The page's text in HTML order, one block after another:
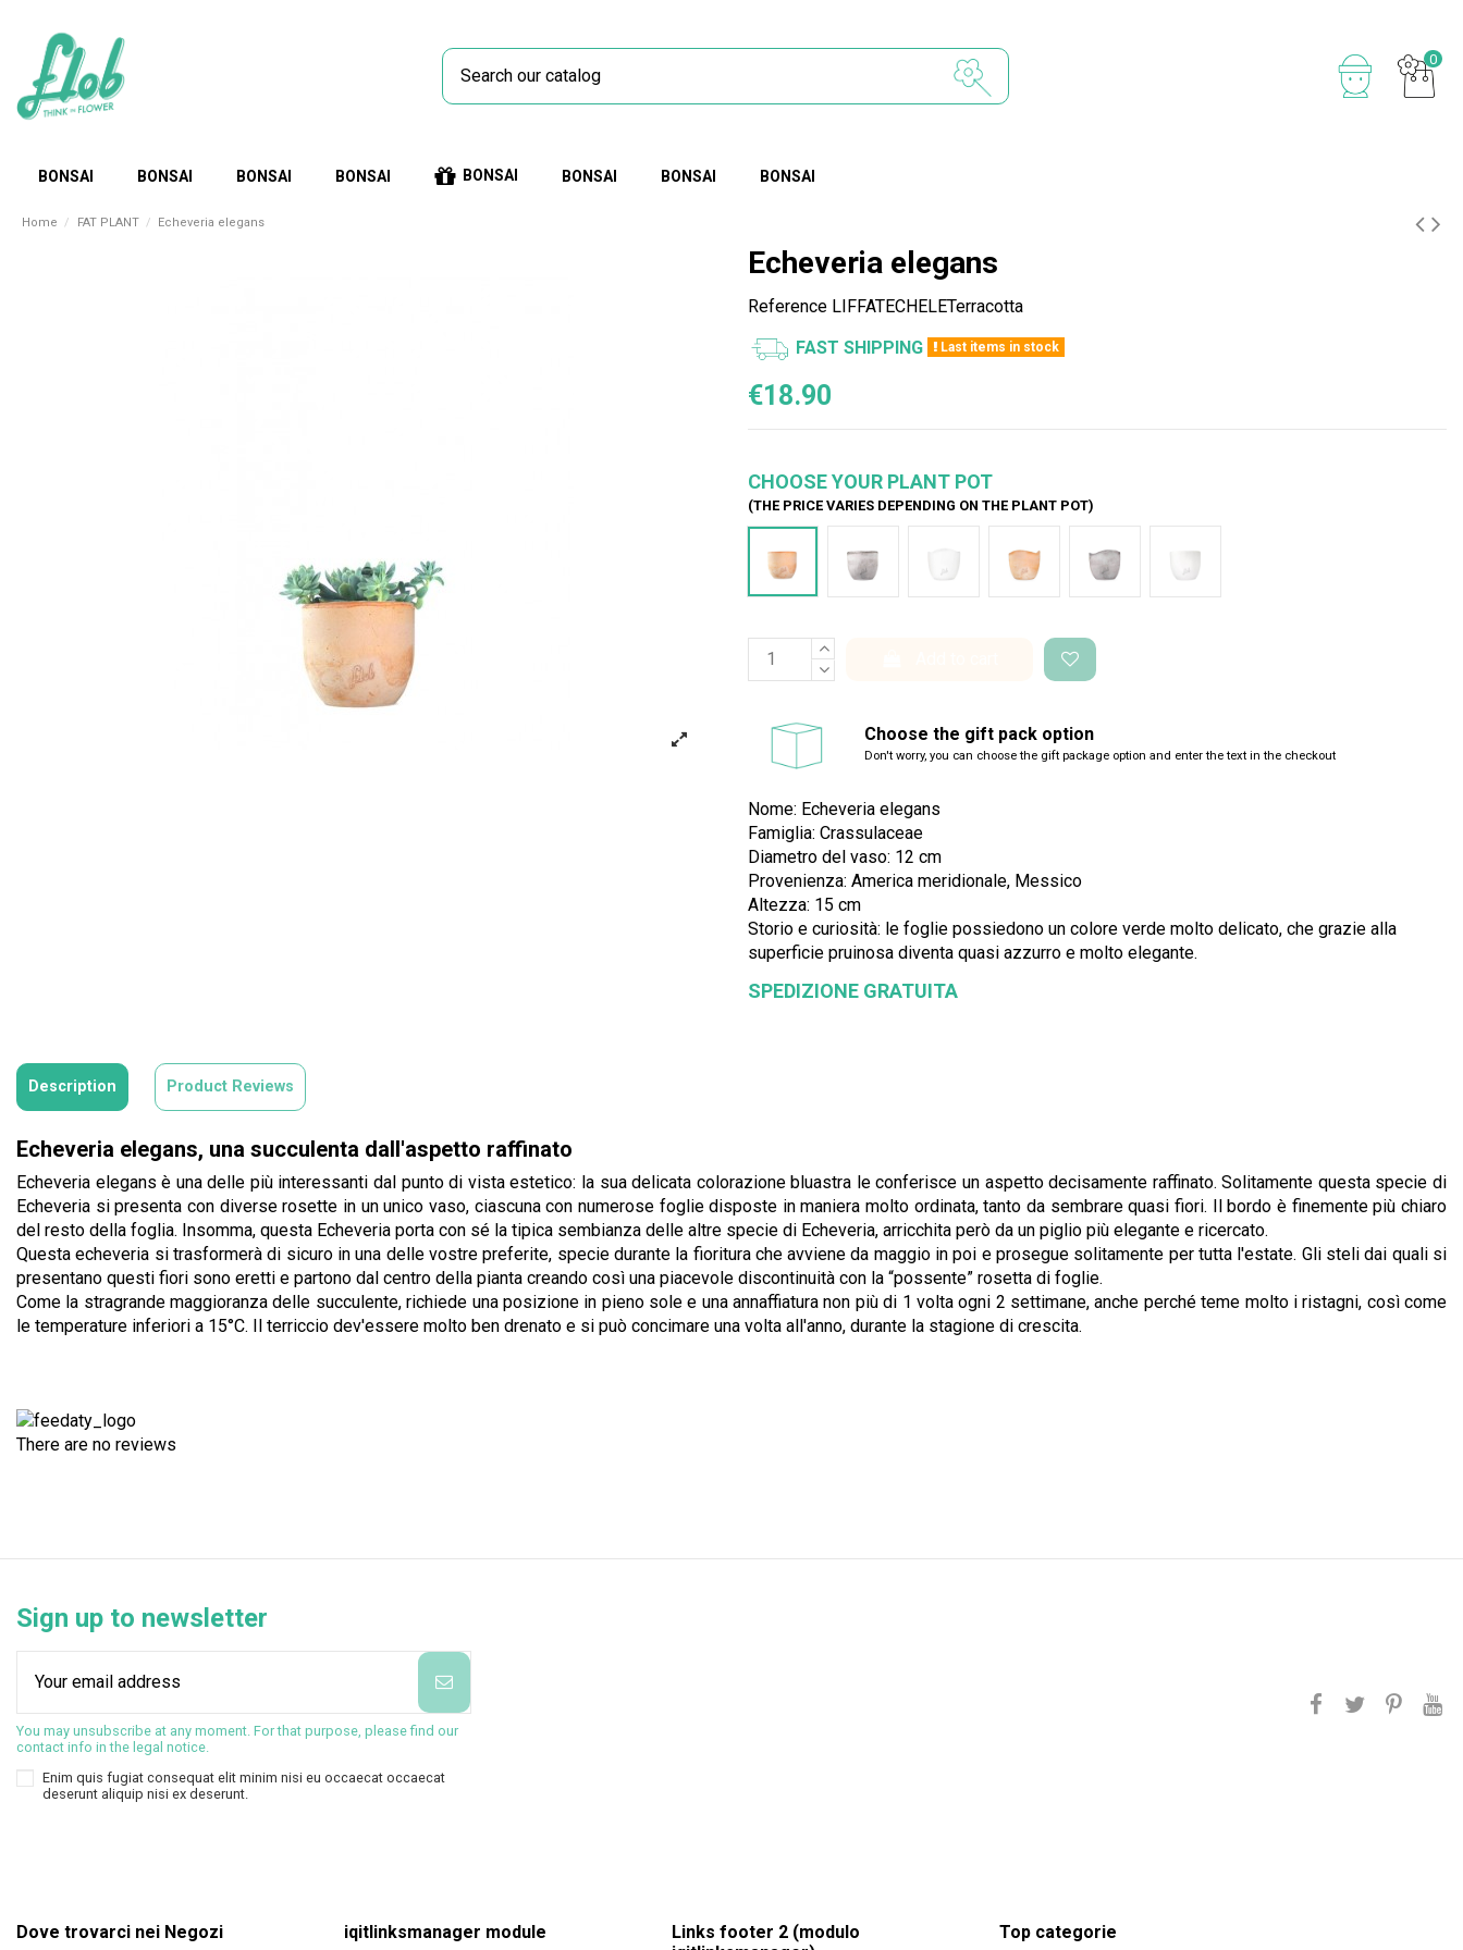
0
BONSAI BONSAI BONSAI BONSAI BONSAI BONSAI BONSAI BONSAI
Home FAT PLANT Echeveria elegans
Echeveria elegans
Reference LIFFATECHELETerracotta
FAST SHIPPING Last items in stock
€18.90
CHOOSE YOUR PLANT POT
(THE PRICE VARIES DEPENDING ON THE PLANT POT)
Choose the gift pack option
Don't worry, you can choose the gift package option and enter the text in the checkout
Nome: Echeveria elegans
Famiglia: Crassulaceae
Diametro del vaso: 12 cm
Provenienza: America meridionale, Messico
Altezza: 15 cm
Storio e curiosità: le foglie possiedono un colore verde molto delicato, che grazie alla
superficie pruinosa diventa quasi azzurro e molto elegante.
SPEDIZIONE GRATUITA
Description Product Reviews
Echeveria elegans, una succulenta dall'aspetto raffinato
Echeveria elegans è una delle più interessanti dal punto di vista estetico: la sua delicata colorazione bluastra le conferisce un aspetto decisamente raffinato. Solitamente questa specie di
Echeveria si presenta con diverse rosette in un unico vaso, ciascuna con numerose foglie disposte in maniera molto ordinata, tanto da sembrare quasi fiori. Il bordo è finemente più chiaro
del resto della foglia. Insomma, questa Echeveria porta con sé la tipica sembianza delle altre specie di Echeveria, arricchita però da un piglio più elegante e ricercato.
Questa echeveria si trasformerà di sicuro in una delle vostre preferite, specie durante la fioritura che avviene da maggio in poi e prosegue solitamente per tutta l'estate. Gli steli dai quali si
presentano questi fiori sono eretti e partono dal centro della pianta creando così una piacevole discontinuità con la “possente” rosetta di foglie.
Come la stragrande maggioranza delle succulente, richiede una posizione in pieno sole e una annaffiatura non più di 1 volta ogni 2 settimane, anche perché teme molto i ristagni, così come
le temperature inferiori a 15°C. Il terriccio dev'essere molto ben drenato e si può concimare una volta all'anno, durante la stagione di crescita.
There are no reviews
Sign up to newsletter
You may unsubscribe at any moment. For that purpose, please find our
contact info in the legal notice.
Enim quis fugiat consequat elit minim nisi eu occaecat occaecat
deserunt aliquip nisi ex deserunt.
Dove trovarci nei Negozi iqitlinksmanager module
Links footer 2 (modulo
Top categorie